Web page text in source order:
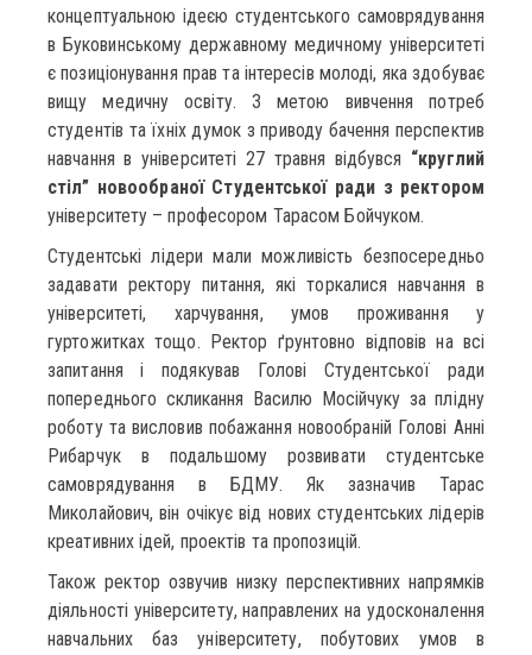
концептуальною ідеєю студентського самоврядування
в Буковинському державному медичному університеті
є позиціонування прав та інтересів молоді, яка здобуває
вищу медичну освіту. З метою вивчення потреб
студентів та їхніх думок з приводу бачення перспектив
навчання в університеті 27 травня відбувся “круглий
стіл” новообраної Студентської ради з ректором
університету – професором Тарасом Бойчуком.
Студентські лідери мали можливість безпосередньо
задавати ректору питання, які торкалися навчання в
університеті, харчування, умов проживання у
гуртожитках тощо. Ректор ґрунтовно відповів на всі
запитання і подякував Голові Студентської ради
попереднього скликання Василю Мосійчуку за плідну
роботу та висловив побажання новообраній Голові Анні
Рибарчук в подальшому розвивати студентське
самоврядування в БДМУ. Як зазначив Тарас
Миколайович, він очікує від нових студентських лідерів
креативних ідей, проектів та пропозицій.
Також ректор озвучив низку перспективних напрямків
діяльності університету, направлених на удосконалення
навчальних баз університету, побутових умов в